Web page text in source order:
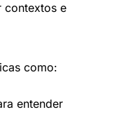
contextos e
como:
entender